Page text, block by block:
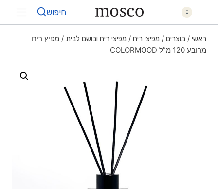
0 חיפוש
ראשי / מוצרים / מפיצי ריח / מפיצי ריח ובושם לבית / מפיץ ריח
מרובע 120 מ”ל COLORMOOD